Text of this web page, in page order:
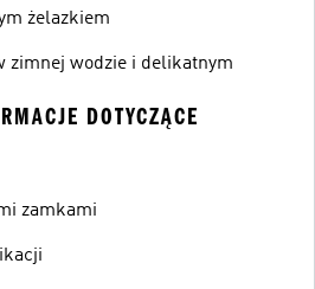
żelazkiem
zimnej wodzie i delikatnym
DOTYCZĄCE
zamkami